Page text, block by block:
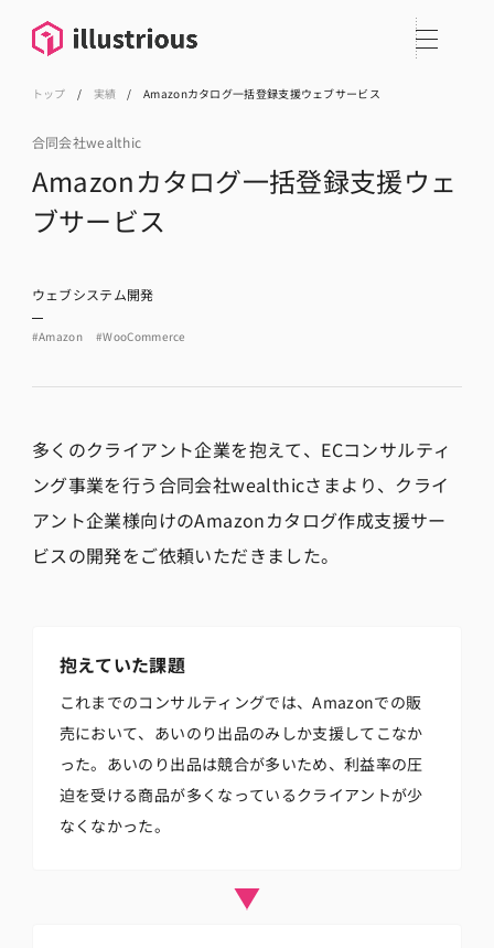
トップ / 実績 /Amazonカタログ一括登録支援ウェブサービス
合同会社wealthic
Amazonカタログ一括登録支援ウェ
ブサービス
ウェブシステム開発
#Amazon #WooCommerce
多くのクライアント企業を抱えて、ECコンサルティ
ング事業を行う合同会社wealthicさまより、クライ
アント企業様向けのAmazonカタログ作成支援サー
ビスの開発をご依頼いただきました。
抱えていた課題
これまでのコンサルティングでは、Amazonでの販
売において、あいのり出品のみしか支援してこなか
った。あいのり出品は競合が多いため、利益率の圧
迫を受ける商品が多くなっているクライアントが少
なくなかった。